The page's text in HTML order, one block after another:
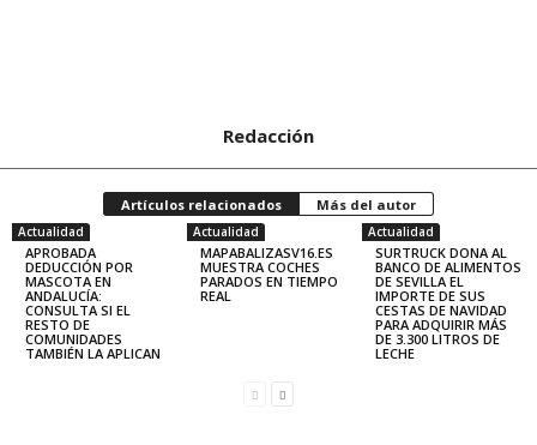
Redacción
Artículos relacionados Más del autor
Actualidad
APROBADA
DEDUCCIÓN POR
MASCOTA EN
ANDALUCÍA:
CONSULTA SI EL
RESTO DE
COMUNIDADES
TAMBIÉN LA APLICAN
Actualidad
MAPABALIZASV16.ES
MUESTRA COCHES
PARADOS EN TIEMPO
REAL
Actualidad
SURTRUCK DONA AL
BANCO DE ALIMENTOS
DE SEVILLA EL
IMPORTE DE SUS
CESTAS DE NAVIDAD
PARA ADQUIRIR MÁS
DE 3.300 LITROS DE
LECHE